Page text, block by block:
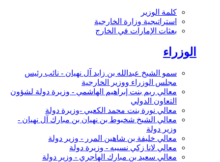
كلمة الوزير
استراتيجية وزارة الخارجية
بعثات الإمارات في الخارج
الوزراء
سمو الشيخ عبدالله بن زايد آل نهيان - نائب رئيس
مجلس الوزراء ووزير الخارجية
معالي ريم بنت إبراهيم الهاشمي - وزيرة دولة لشؤون
التعاون الدولي
معالي نورة بنت محمد الكعبي -وزيرة دولة
معالي الشيخ شخبوط بن نهيان بن مبارك آل نهيان -
وزير دولة
معالي خليفة بن شاهين المرر - وزير دولة
معالي لانا زكي نسيبه - وزيرة دولة
معالي سعيد بن مبارك الهاجري - وزير دولة